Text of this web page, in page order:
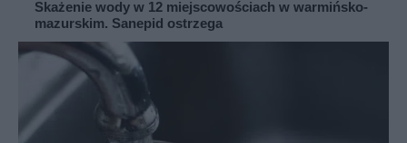
Skażenie wody w 12 miejscowościach w warmińsko-
mazurskim. Sanepid ostrzega